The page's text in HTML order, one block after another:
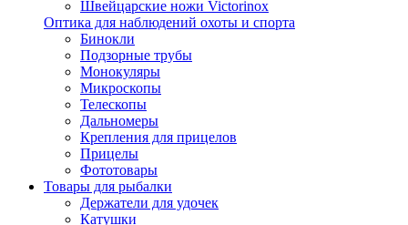
Швейцарские ножи Victorinox
Оптика для наблюдений охоты и спорта
Бинокли
Подзорные трубы
Монокуляры
Микроскопы
Телескопы
Дальномеры
Крепления для прицелов
Прицелы
Фототовары
Товары для рыбалки
Держатели для удочек
Катушки